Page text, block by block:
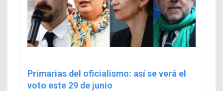
Primarias del oficialismo: así se verá el
voto este 29 de junio